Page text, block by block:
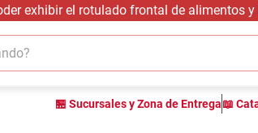
exhibir el rotulado frontal de alimentos
🏪 Sucursales y Zona de Entrega📖
1. carne